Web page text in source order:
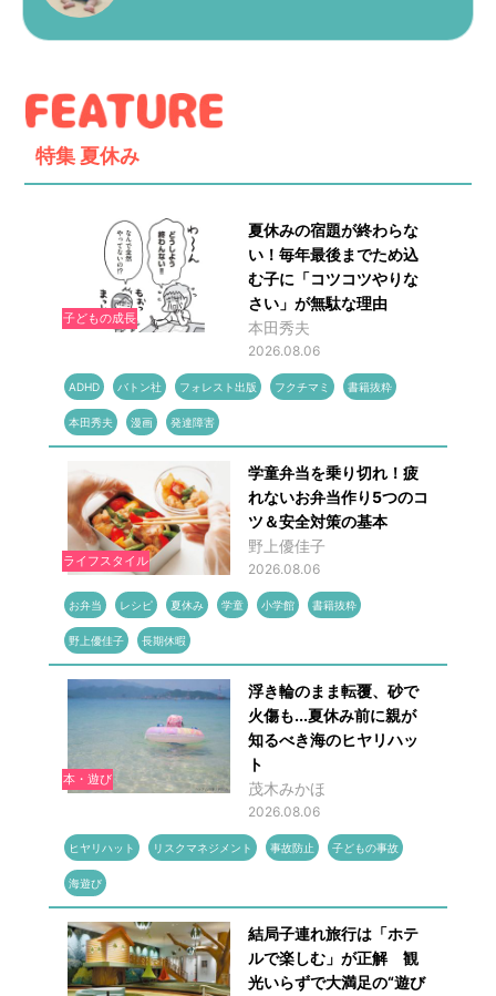
特集 夏休み
子どもの成長
夏休みの宿題が終わらな
い！毎年最後までため込
む子に「コツコツやりな
さい」が無駄な理由
本田秀夫
2026.08.06
ADHD バトン社 フォレスト出版 フクチマミ 書籍抜粋
本田秀夫 漫画 発達障害
ライフスタイル
学童弁当を乗り切れ！疲
れないお弁当作り5つのコ
ツ＆安全対策の基本
野上優佳子
2026.08.06
お弁当 レシピ 夏休み 学童 小学館 書籍抜粋
野上優佳子 長期休暇
本・遊び
浮き輪のまま転覆、砂で
火傷も...夏休み前に親が
知るべき海のヒヤリハッ
ト
茂木みかほ
2026.08.06
ヒヤリハット リスクマネジメント 事故防止 子どもの事故
海遊び
結局子連れ旅行は「ホテ
ルで楽しむ」が正解 観
光いらずで大満足の“遊び